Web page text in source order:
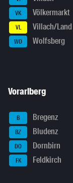
VK Völkermarkt
VL Villach/Land
WO Wolfsberg
Vorarlberg
B Bregenz
BZ Bludenz
DO Dornbirn
FK Feldkirch